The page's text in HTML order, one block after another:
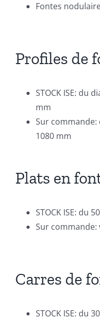
Fontes
Profiles de
STOCK ISE: du
mm
Sur
1080 mm
Plats en
STOCK ISE: du
Sur
Carres de
STOCK ISE: du